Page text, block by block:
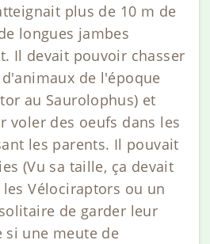
plus de 10 m de
longues jambes
Il devait pouvoir chasser
de l'époque
au Saurolophus) et
voler des oeufs dans les
les parents. Il pouvait
(Vu sa taille, ça devait
Vélociraptors ou un
de garder leur
si une meute de